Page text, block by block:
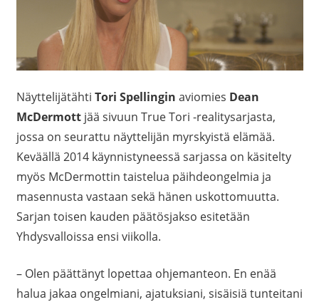
Näyttelijätähti Tori Spellingin aviomies Dean
McDermott jää sivuun True Tori -realitysarjasta,
jossa on seurattu näyttelijän myrskyistä elämää.
Keväällä 2014 käynnistyneessä sarjassa on käsitelty
myös McDermottin taistelua päihdeongelmia ja
masennusta vastaan sekä hänen uskottomuutta.
Sarjan toisen kauden päätösjakso esitetään
Yhdysvalloissa ensi viikolla.
– Olen päättänyt lopettaa ohjemanteon. En enää
halua jakaa ongelmiani, ajatuksiani, sisäisiä tunteitani